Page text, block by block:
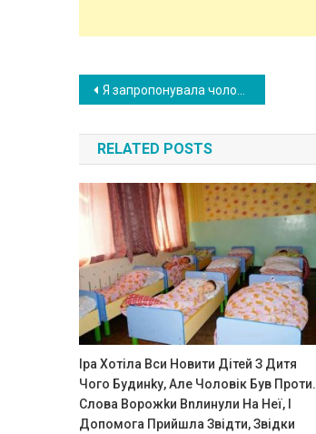
Post
navigation
Я запропонувала чоловікові перестати слухатися свою маму, але він розповів мені про неї страաну історію.
RELATED POSTS
Іра Хотіла Вси Новити Дітей З Дитя
Чого Будинkу, Але Чоловік Був Проти.
Слова Ворожkи Вnлинули На Неї, І
Допомога Прийшла Звідти, Звідки